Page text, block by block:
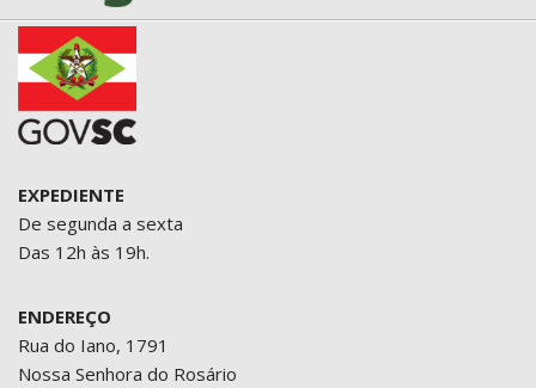
EXPEDIENTE
De segunda a sexta
Das 12h às 19h.
ENDEREÇO
Rua do Iano, 1791
Nossa Senhora do Rosário